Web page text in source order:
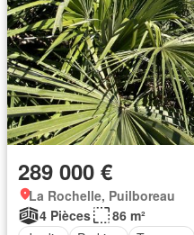
289 000 €
La Rochelle, Puilboreau
4 Pièces
86 m²